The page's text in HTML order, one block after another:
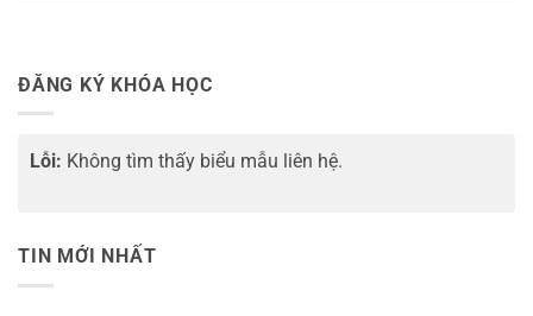
ĐĂNG KÝ KHÓA HỌC
Lỗi: Không tìm thấy biểu mẫu liên hệ.
TIN MỚI NHẤT